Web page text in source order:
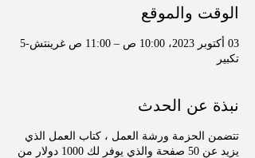
الوقت والموقع
03 أكتوبر 2023، 10:00 ص – 11:00 ص غرينتش-5
تكبير
نبذة عن الحدث
تتضمن الحزمة ورشة العمل ، كتاب العمل الذي
يزيد عن 50 صفحة والذي يوفر لك 1000 دولار من